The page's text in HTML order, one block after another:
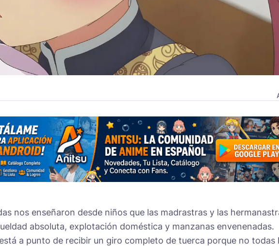
nos enseñaron desde niños que las madrastras y las
absoluta, explotación doméstica y manzanas envenenadas.
a punto de recibir un giro completo de tuerca porque no todas